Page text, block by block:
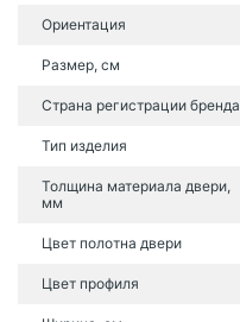
Ориентация
Размер, см
Страна регистрации бренда
Тип изделия
Толщина материала двери,
мм
Цвет полотна двери
Цвет профиля